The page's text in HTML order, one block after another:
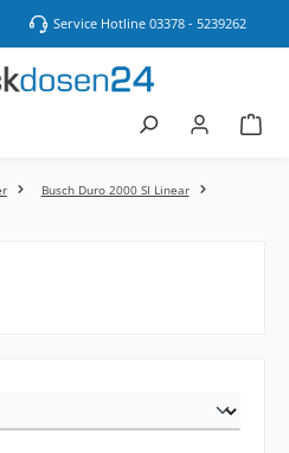
Service Hotline 03378 - 5239262
Busch Duro 2000 SI Linear